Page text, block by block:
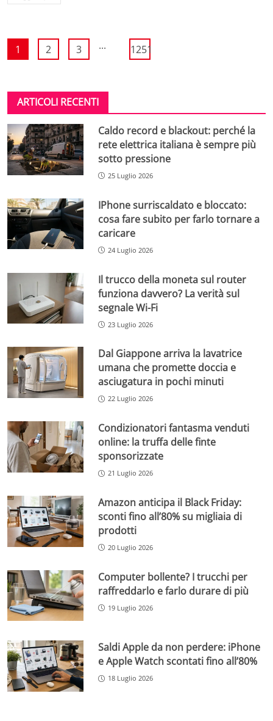
1 2 3 ... 1251
ARTICOLI RECENTI
Caldo record e blackout: perché la
rete elettrica italiana è sempre più
sotto pressione
25 Luglio 2026
IPhone surriscaldato e bloccato:
cosa fare subito per farlo tornare a
caricare
24 Luglio 2026
Il trucco della moneta sul router
funziona davvero? La verità sul
segnale Wi-Fi
23 Luglio 2026
Dal Giappone arriva la lavatrice
umana che promette doccia e
asciugatura in pochi minuti
22 Luglio 2026
Condizionatori fantasma venduti
online: la truffa delle finte
sponsorizzate
21 Luglio 2026
Amazon anticipa il Black Friday:
sconti fino all’80% su migliaia di
prodotti
20 Luglio 2026
Computer bollente? I trucchi per
raffreddarlo e farlo durare di più
19 Luglio 2026
Saldi Apple da non perdere: iPhone
e Apple Watch scontati fino all’80%
18 Luglio 2026